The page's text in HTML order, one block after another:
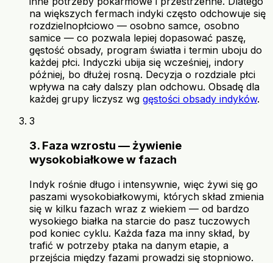
na większych fermach indyki często odchowuje się
rozdzielnopłciowo — osobno samce, osobno
samice — co pozwala lepiej dopasować paszę,
gęstość obsady, program światła i termin uboju do
każdej płci. Indyczki ubija się wcześniej, indory
później, bo dłużej rosną. Decyzja o rozdziale płci
wpływa na cały dalszy plan odchowu. Obsadę dla
każdej grupy liczysz wg gęstości obsady indyków.
3
3. Faza wzrostu — żywienie
wysokobiałkowe w fazach
Indyk rośnie długo i intensywnie, więc żywi się go
paszami wysokobiałkowymi, których skład zmienia
się w kilku fazach wraz z wiekiem — od bardzo
wysokiego białka na starcie do pasz tuczowych
pod koniec cyklu. Każda faza ma inny skład, by
trafić w potrzeby ptaka na danym etapie, a
przejścia między fazami prowadzi się stopniowo.